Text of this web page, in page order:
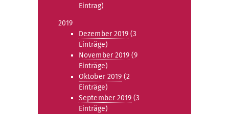
Eintrag)
2019
Dezember 2019 (3
Einträge)
November 2019 (9
Einträge)
Oktober 2019 (2
Einträge)
September 2019 (3
Einträge)